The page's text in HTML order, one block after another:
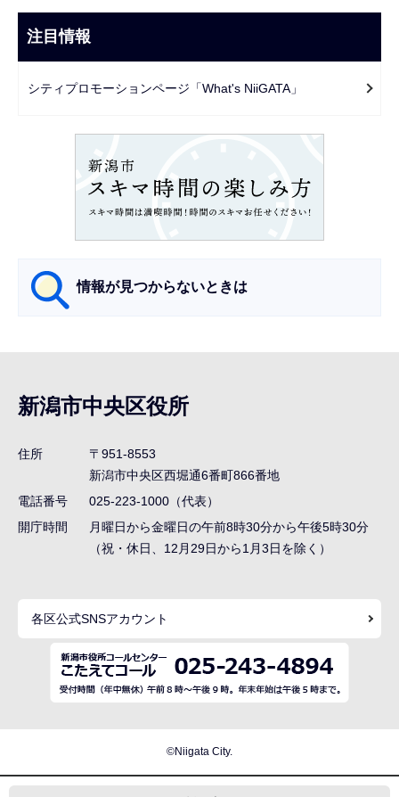
こ
ま
で
ビ
ー
注目情報
シティプロモーションページ「What's NiiGATA」
情報が見つからないときは
ナ
ビ
ゲ
シ
ョ
ま
新潟市中央区役所
住所
〒951-8553
新潟市中央区西堀通6番町866番地
電話番号
025-223-1000（代表）
開庁時間
月曜日から金曜日の午前8時30分から午後5時30分
（祝・休日、12月29日から1月3日を除く）
各区公式SNSアカウント
©Niigata City.